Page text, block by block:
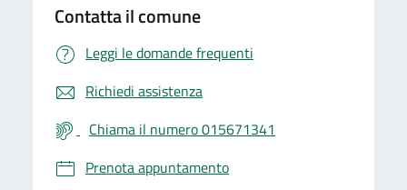
Contatta il comune
Leggi le domande frequenti
Richiedi assistenza
Chiama il numero 015671341
Prenota appuntamento